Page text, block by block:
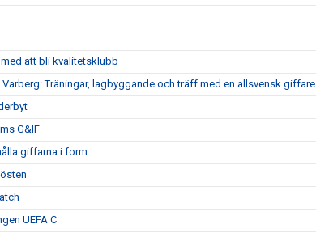
att bli kvalitetsklubb
Träningar, lagbyggande och träff med en allsvensk giffare
G&IF
giffarna i form
UEFA C